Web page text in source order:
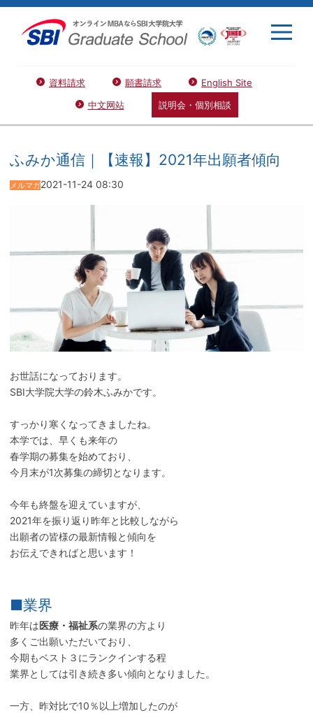
資料請求 願書請求
English Site
中文网站
説明会・個別相談
ふみか通信｜【速報】2021年出願者傾向
メルマガ2021-11-24 08:30
お世話になっております。
SBI大学院大学の鈴木ふみかです。
すっかり寒くなってきましたね。
本学では、早くも来年の
春学期の募集を始めており、
今月末が1次募集の締切となります。
今年も終盤を迎えていますが、
2021年を振り返り昨年と比較しながら
出願者の皆様の最新情報と傾向を
お伝えできればと思います！
■業界
昨年は医療・福祉系の業界の方より
多くご出願いただいており、
今期もベスト３にランクインする程
業界としては引き続き多い傾向となりました。
一方、昨対比で10％以上増加したのが